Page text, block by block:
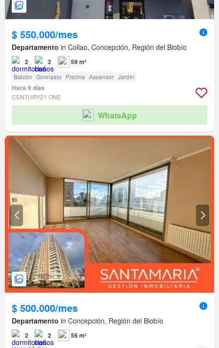
$ 550.000/mes
Departamento in Collao, Concepción, Región del Biobío
2 2 59 m²
Balcón Gimnasio Piscina Ascensor Jardín
Hace 9 días
CENTURY21 ONE
WhatsApp
$ 500.000/mes
Departamento in Concepción, Región del Biobío
2 2
56 m²